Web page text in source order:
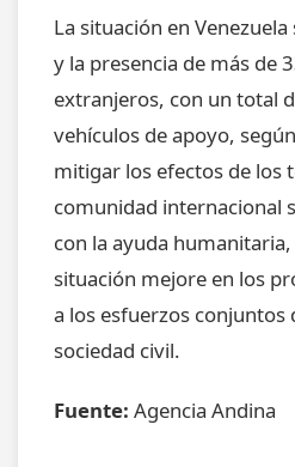
La situación en
y la presencia de más de
extranjeros, con un total
vehículos de apoyo,
mitigar los efectos de los
comunidad internacional
con la ayuda
situación mejore en los
a los esfuerzos conjuntos
sociedad civil.
Fuente: Agencia Andina